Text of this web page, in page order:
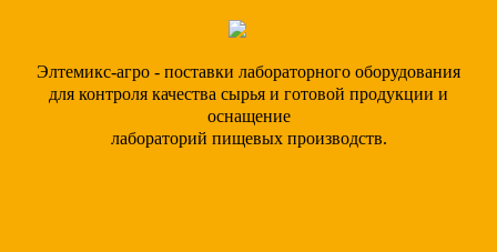
Элтемикс-агро - поставки лабораторного оборудования
для контроля качества сырья и готовой продукции и
оснащение
лабораторий пищевых производств.